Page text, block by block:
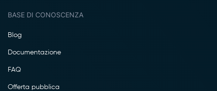
BASE DI CONOSCENZA
Blog
Documentazione
FAQ
Offerta pubblica